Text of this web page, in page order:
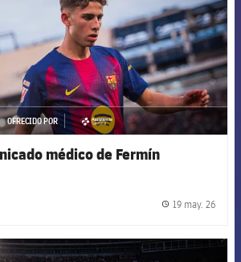
OFRECIDO POR
asistencia
médico de Fermín
19 may. 26
FCB Barcelona badge